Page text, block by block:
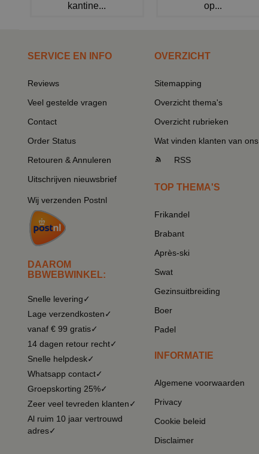
kantine...
op...
SERVICE EN INFO
Reviews
Veel gestelde vragen
Contact
Order Status
Retouren & Annuleren
Uitschrijven nieuwsbrief
Wij verzenden Postnl
DAAROM
BBWEBWINKEL:
Snelle levering✓
Lage verzendkosten✓
vanaf € 99 gratis✓
14 dagen retour recht✓
Snelle helpdesk✓
Whatsapp contact✓
Groepskorting 25%✓
Zeer veel tevreden klanten✓
Al ruim 10 jaar vertrouwd
adres✓
OVERZICHT
Sitemapping
Overzicht thema's
Overzicht rubrieken
Wat vinden klanten van ons
RSS
TOP THEMA'S
Frikandel
Brabant
Après-ski
Swat
Gezinsuitbreiding
Boer
Padel
INFORMATIE
Algemene voorwaarden
Privacy
Cookie beleid
Disclaimer